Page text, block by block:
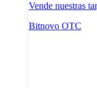
Vende nuestras
Bitnovo OTC